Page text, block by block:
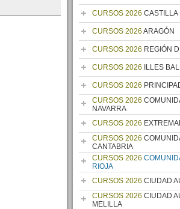
CURSOS 2026 CASTILLA
CURSOS 2026 ARAGÓN
CURSOS 2026 REGIÓN
CURSOS 2026 ILLES
CURSOS 2026
CURSOS 2026
NAVARRA
CURSOS 2026
CURSOS 2026
CANTABRIA
CURSOS 2026
RIOJA
CURSOS 2026 CIUDAD
CURSOS 2026 CIUDAD
MELILLA